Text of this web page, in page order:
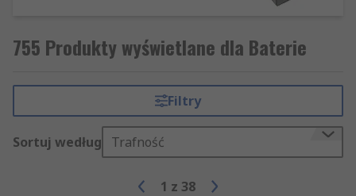
755 Produkty wyświetlane dla Baterie
Filtry
Sortuj według Trafność
1 z 38